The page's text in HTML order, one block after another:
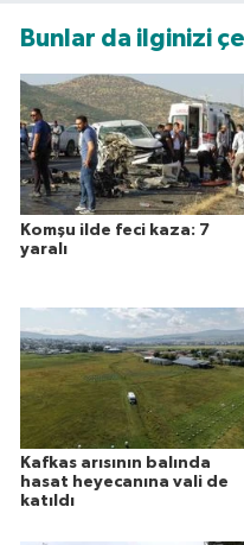
Bunlar da ilginizi
Komşu ilde feci kaza: 7
yaralı
Kafkas arısının balında
hasat heyecanına vali de
katıldı